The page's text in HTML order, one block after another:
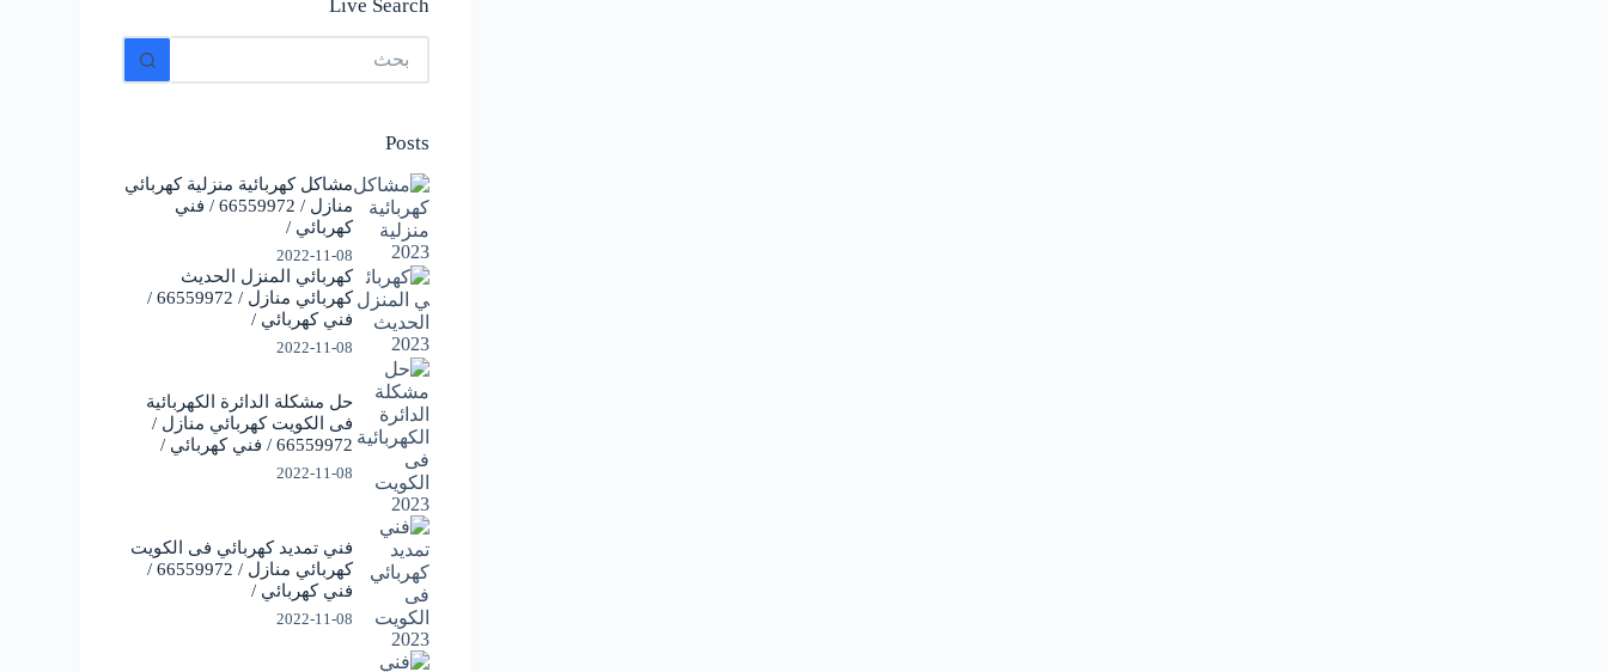
Live Search
No
results
Posts
مشاكل كهربائية منزلية كهربائي
منازل / 66559972 / فني
كهربائي /
2022-11-08
كهربائي المنزل الحديث
كهربائي منازل / 66559972 /
فني كهربائي /
2022-11-08
حل مشكلة الدائرة الكهربائية
فى الكويت كهربائي منازل /
66559972 / فني كهربائي /
2022-11-08
فني تمديد كهربائي فى الكويت
كهربائي منازل / 66559972 /
فني كهربائي /
2022-11-08